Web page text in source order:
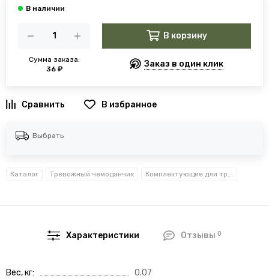
Сумма заказа:
36 ₽
В корзину
Заказ в один клик
В избранное
Выбрать
Каталог Тревожный чемоданчик Комплектующие для тревожного чемоданчика
Характеристики Отзывы 0
Вес, кг 0.07